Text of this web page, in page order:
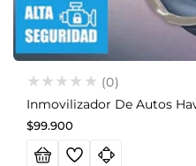
(0)
Inmovilizador De Autos
Precio
habitual
$99.900